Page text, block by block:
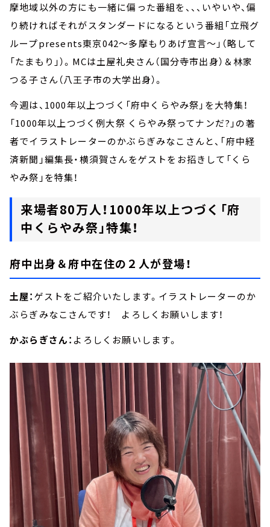
摩地域以外の方にも一緒に偏った番組を、、、いやいや、偏
り続ければそれがスタンダードになるという番組「立飛グ
ループpresents東京042～多摩もりあげ宣言～」（略して
「たまもり」）。MCは土屋礼央さん（国分寺市出身）＆林家
つる子さん（八王子市の大学出身）。
今週は、1000年以上つづく「府中くらやみ祭」を大特集！
「1000年以上つづく例大祭 くらやみ祭ってナンだ?」の著
者でイラストレーターのかぶらぎみなこさんと、「府中経
済新聞」編集長・横須賀さんをゲストをお招きして「くら
やみ祭」を特集！
来場者80万人！1000年以上つづく「府
中くらやみ祭」特集！
府中出身＆府中在住の２人が登場！
土屋：ゲストをご紹介いたします。イラストレーターのか
ぶらぎみなこさんです！ よろしくお願いします！
かぶらぎさん： よろしくお願いします。